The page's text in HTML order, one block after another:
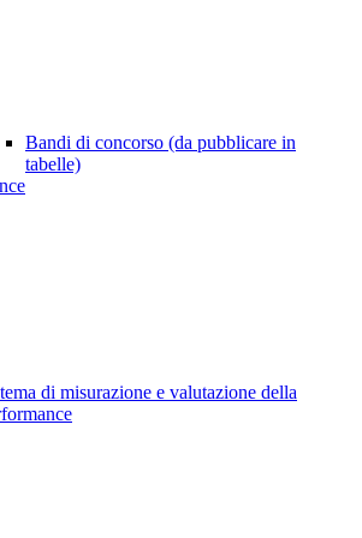
Bandi di concorso (da pubblicare in
tabelle)
di misurazione e valutazione della